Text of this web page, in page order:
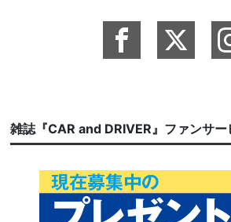
雑誌『CAR and DRIVER』ファンサー